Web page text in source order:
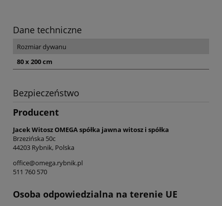
Dane techniczne
Rozmiar dywanu
80 x 200 cm
Bezpieczeństwo
Producent
Jacek Witosz OMEGA spółka jawna witosz i spółka
Brzezińska 50c
44203 Rybnik, Polska
office@omega.rybnik.pl
511 760 570
Osoba odpowiedzialna na terenie UE